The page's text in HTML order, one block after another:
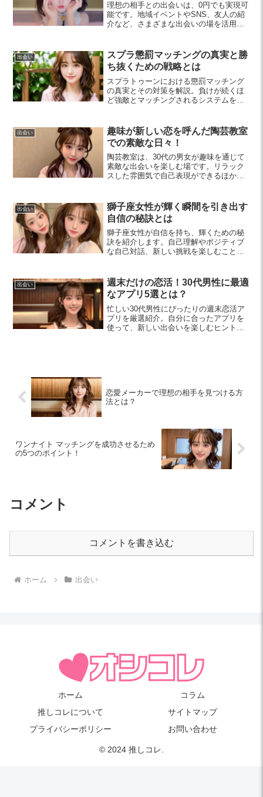
理想の相手との出会いは、0円でも実現可
能です。地域イベントやSNS、友人の紹
介など、さまざまな出会いの場を活用し
介します。
出会い
スプラ懲罰マッチングの真実と勝
ち抜くための戦略とは
スプラトゥーンにおける懲罰マッチング
の真実とその対策を解説。負けが続くほ
ど強敵とマッチングされるシステムを理
出会い
趣味が新しい恋を呼んだ陶芸教室
での素敵な日々！
陶芸教室は、30代の男女が趣味を通じて
素敵な出会いを楽しむ場です。リラック
スした雰囲気で自己表現ができるほか、
ぐ手に入れましょう。
出会い
獅子座女性が輝く瞬間を引き出す
自信の秘訣とは
獅子座女性が自信を持ち、輝くための秘
訣を紹介します。自己理解やポジティブ
な自己対話、新しい挑戦を楽しむこと
も重要です。
出会い
週末だけの恋活！30代男性に最適
なアプリ5選とは？
忙しい30代男性にぴったりの週末恋活ア
プリを厳選紹介。自分に合ったアプリを
使って、新しい出会いを楽しむヒントが
恋愛メーカーで理想の相手を見つける方
法とは？
ワンナイト マッチングを成功させるため
の5つのポイント！
コメント
コメントを書き込む
ホーム 出会い
ホーム
コラム
推しコレについて
サイトマップ
プライバシーポリシー
お問い合わせ
© 2024 推しコレ.